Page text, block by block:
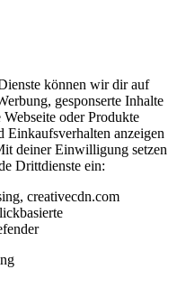
können wir dir auf
gesponserte Inhalte
oder Produkte
Einkaufsverhalten anzeigen
deiner Einwilligung setzen
Drittdienste ein:
creativecdn.com